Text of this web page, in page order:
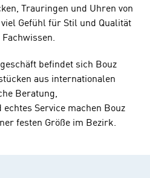
Trauringen und Uhren von
Gefühl für Stil und Qualität
befindet sich Bouz
aus internationalen
Beratung,
Service machen Bouz
festen Größe im Bezirk.